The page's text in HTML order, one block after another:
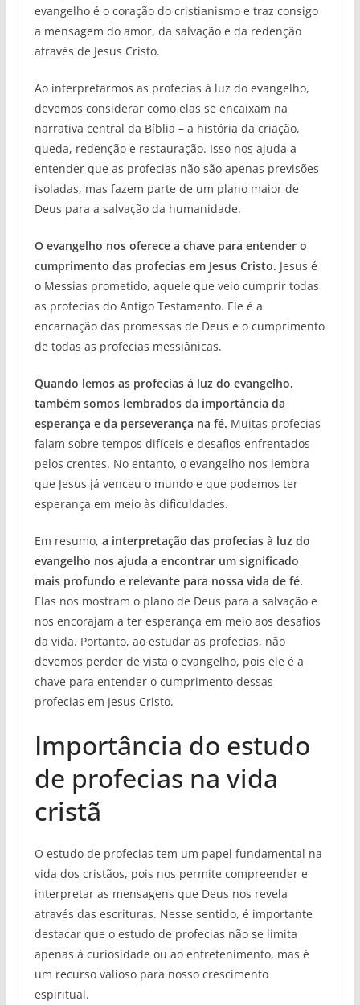
evangelho é o coração do cristianismo e traz consigo
a mensagem do amor, da salvação e da redenção
através de Jesus Cristo.
Ao interpretarmos as profecias à luz do evangelho,
devemos considerar como elas se encaixam na
narrativa central da Bíblia – a história da criação,
queda, redenção e restauração. Isso nos ajuda a
entender que as profecias não são apenas previsões
isoladas, mas fazem parte de um plano maior de
Deus para a salvação da humanidade.
O evangelho nos oferece a chave para entender o
cumprimento das profecias em Jesus Cristo. Jesus é
o Messias prometido, aquele que veio cumprir todas
as profecias do Antigo Testamento. Ele é a
encarnação das promessas de Deus e o cumprimento
de todas as profecias messiânicas.
Quando lemos as profecias à luz do evangelho,
também somos lembrados da importância da
esperança e da perseverança na fé. Muitas profecias
falam sobre tempos difíceis e desafios enfrentados
pelos crentes. No entanto, o evangelho nos lembra
que Jesus já venceu o mundo e que podemos ter
esperança em meio às dificuldades.
Em resumo, a interpretação das profecias à luz do
evangelho nos ajuda a encontrar um significado
mais profundo e relevante para nossa vida de fé.
Elas nos mostram o plano de Deus para a salvação e
nos encorajam a ter esperança em meio aos desafios
da vida. Portanto, ao estudar as profecias, não
devemos perder de vista o evangelho, pois ele é a
chave para entender o cumprimento dessas
profecias em Jesus Cristo.
Importância do estudo
de profecias na vida
cristã
O estudo de profecias tem um papel fundamental na
vida dos cristãos, pois nos permite compreender e
interpretar as mensagens que Deus nos revela
através das escrituras. Nesse sentido, é importante
destacar que o estudo de profecias não se limita
apenas à curiosidade ou ao entretenimento, mas é
um recurso valioso para nosso crescimento
espiritual.